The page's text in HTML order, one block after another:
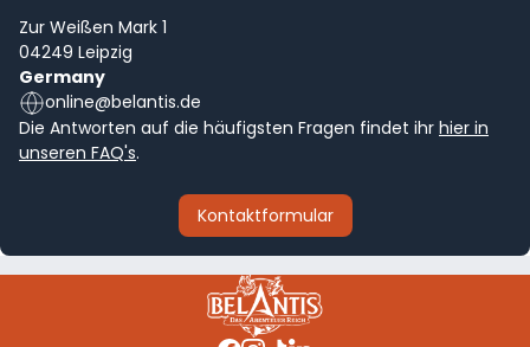
Zur Weißen Mark 1
04249 Leipzig
Germany
online@belantis.de
Die Antworten auf die häufigsten Fragen findet ihr hier in
unseren FAQ's.
Kontaktformular